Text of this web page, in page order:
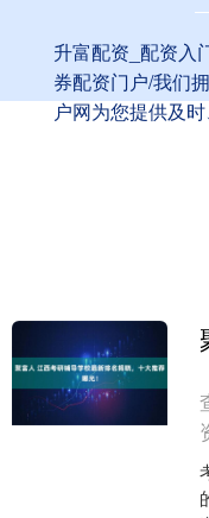
升富配资_配资入
券配资门户/我们
户网为您提供及